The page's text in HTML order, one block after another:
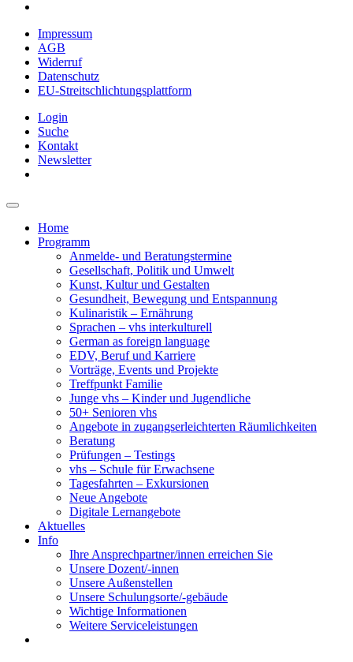
Impressum
AGB
Widerruf
Datenschutz
EU-Streitschlichtungsplattform
Login
Suche
Kontakt
Newsletter
Home
Programm
Anmelde- und Beratungstermine
Gesellschaft, Politik und Umwelt
Kunst, Kultur und Gestalten
Gesundheit, Bewegung und Entspannung
Kulinaristik – Ernährung
Sprachen – vhs interkulturell
German as foreign language
EDV, Beruf und Karriere
Vorträge, Events und Projekte
Treffpunkt Familie
Junge vhs – Kinder und Jugendliche
50+ Senioren vhs
Angebote in zugangserleichterten Räumlichkeiten
Beratung
Prüfungen – Testings
vhs – Schule für Erwachsene
Tagesfahrten – Exkursionen
Neue Angebote
Digitale Lernangebote
Aktuelles
Info
Ihre Ansprechpartner/innen erreichen Sie
Unsere Dozent/-innen
Unsere Außenstellen
Unsere Schulungsorte/-gebäude
Wichtige Informationen
Weitere Serviceleistungen